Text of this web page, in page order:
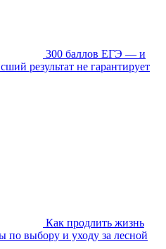
300 баллов ЕГЭ — и
результат не гарантирует
Как продлить жизнь
по выбору и уходу за лесной